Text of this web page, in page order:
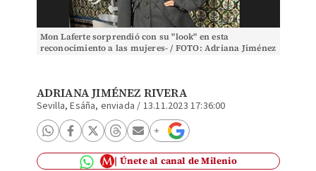
Mon Laferte sorprendió con su "look" en esta
reconocimiento a las mujeres- / FOTO: Adriana Jiménez
ADRIANA JIMÉNEZ RIVERA
Sevilla, Esáña, enviada / 13.11.2023 17:36:00
Únete al canal de Milenio